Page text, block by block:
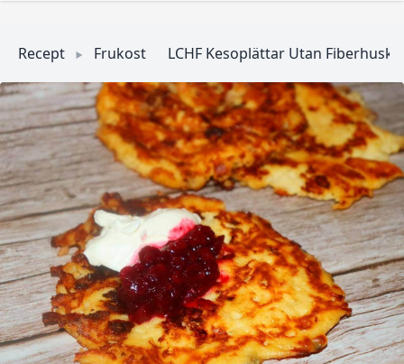
Recept Frukost LCHF Kesoplättar Utan Fiberhusk